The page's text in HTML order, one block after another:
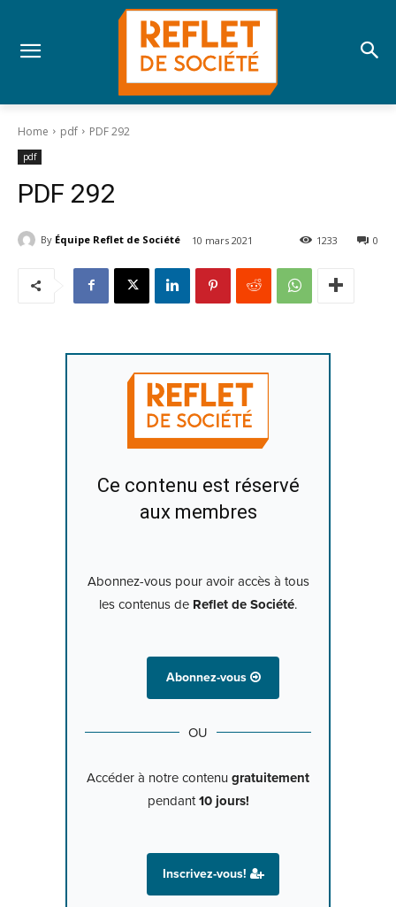
Home pdf PDF 292
pdf
PDF 292
By Équipe Reflet de Société 10 mars 2021 0
1233
Ce contenu est réservé
aux membres
Abonnez-vous pour avoir accès à tous
les contenus de Reflet de Société.
Abonnez-vous
OU
Accéder à notre contenu gratuitement
pendant10 jours!
Inscrivez-vous!